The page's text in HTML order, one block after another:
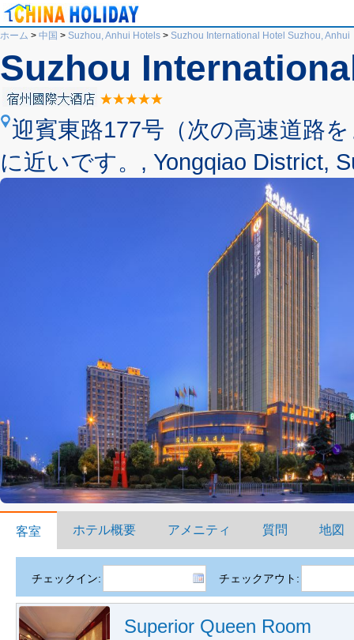
ホーム > 中国 > Suzhou, Anhui Hotels > Suzhou International Hotel Suzhou, Anhui
Suzhou
迎賓東路177号（次の高速道路
に近いです。, Yongqiao District,
客室 ホテル概要 アメニティ 質問 地図
チェックイン: チェックアウト:
Superior Queen Room